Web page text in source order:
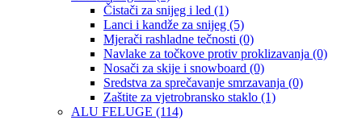
Čistači za snijeg i led (1)
Lanci i kandže za snijeg (5)
Mjerači rashladne tečnosti (0)
Navlake za točkove protiv proklizavanja (0)
Nosači za skije i snowboard (0)
Sredstva za sprečavanje smrzavanja (0)
Zaštite za vjetrobransko staklo (1)
ALU FELUGE (114)